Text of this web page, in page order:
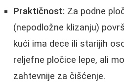
Praktičnost: Za podne
(nepodložne klizanju)
kući ima dece ili starijih
reljefne pločice lepe, ali
zahtevnije za čišćenje.